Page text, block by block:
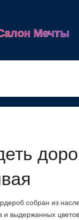
собран из
и выдержанных